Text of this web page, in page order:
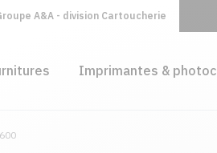
A&A - division Cartoucherie
Imprimantes &